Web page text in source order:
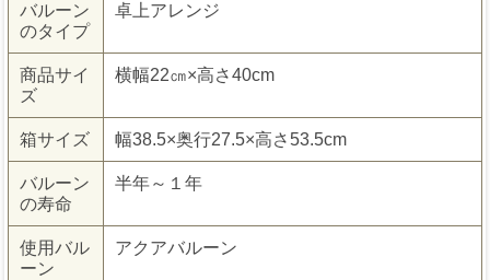
バルーン
のタイプ
卓上アレンジ
商品サイ
ズ
横幅22㎝×高さ40cm
箱サイズ 幅38.5×奥行27.5×高さ53.5cm
バルーン
の寿命
半年～１年
使用バル
ーン
アクアバルーン